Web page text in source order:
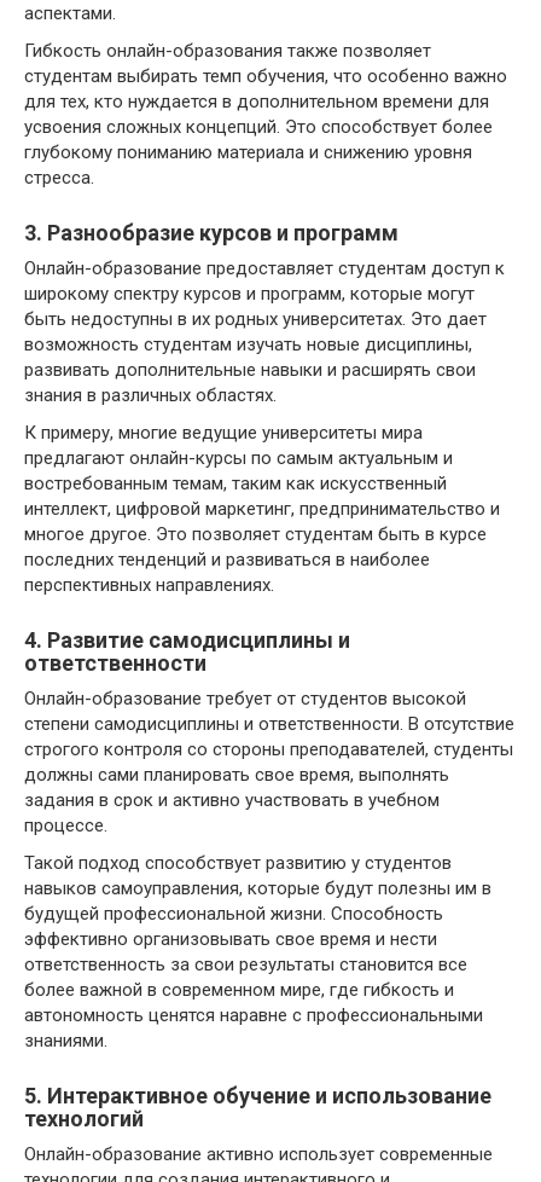
аспектами.
Гибкость онлайн-образования также позволяет
студентам выбирать темп обучения, что особенно важно
для тех, кто нуждается в дополнительном времени для
усвоения сложных концепций. Это способствует более
глубокому пониманию материала и снижению уровня
стресса.
3. Разнообразие курсов и программ
Онлайн-образование предоставляет студентам доступ к
широкому спектру курсов и программ, которые могут
быть недоступны в их родных университетах. Это дает
возможность студентам изучать новые дисциплины,
развивать дополнительные навыки и расширять свои
знания в различных областях.
К примеру, многие ведущие университеты мира
предлагают онлайн-курсы по самым актуальным и
востребованным темам, таким как искусственный
интеллект, цифровой маркетинг, предпринимательство и
многое другое. Это позволяет студентам быть в курсе
последних тенденций и развиваться в наиболее
перспективных направлениях.
4. Развитие самодисциплины и
ответственности
Онлайн-образование требует от студентов высокой
степени самодисциплины и ответственности. В отсутствие
строгого контроля со стороны преподавателей, студенты
должны сами планировать свое время, выполнять
задания в срок и активно участвовать в учебном
процессе.
Такой подход способствует развитию у студентов
навыков самоуправления, которые будут полезны им в
будущей профессиональной жизни. Способность
эффективно организовывать свое время и нести
ответственность за свои результаты становится все
более важной в современном мире, где гибкость и
автономность ценятся наравне с профессиональными
знаниями.
5. Интерактивное обучение и использование
технологий
Онлайн-образование активно использует современные